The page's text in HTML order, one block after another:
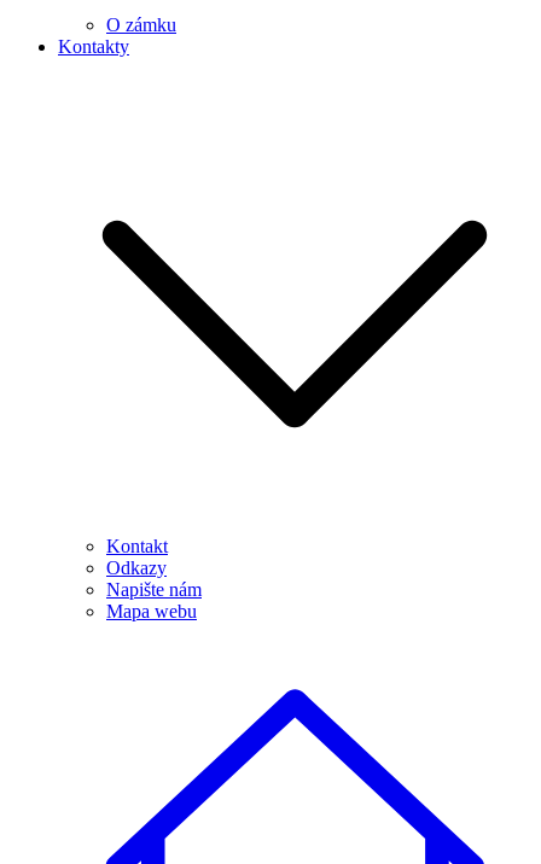
O zámku
Kontakty
Kontakt
Odkazy
Napište nám
Mapa webu